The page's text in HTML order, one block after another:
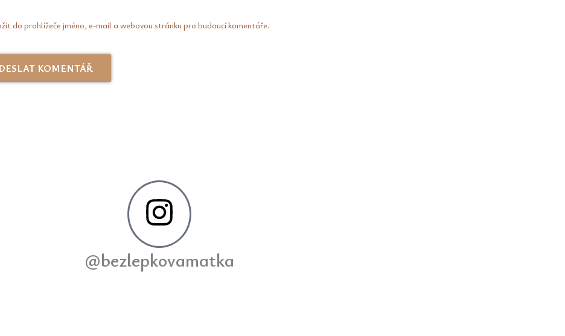
do prohlížeče jméno, e-mail a webovou stránku pro budoucí komentáře.
@bezlepkovamatka